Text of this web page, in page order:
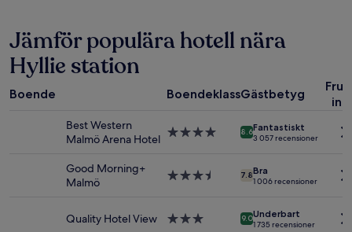
de
senaste
24 timmarna,
baserat
1 natt
tillgänglighet
Ytterligare
Jämför populära hotell nära
Hyllie station
Boende BoendeklassGästbetyg
Best Western
Malmö Arena Hotel 4.0-
8.6Fantastiskt
3 057 recensioner
Good Morning+
Malmö
3.5-
7.8Bra
1 006 recensioner
Quality Hotel View
3.0-
9.0Underbart
1 735 recensioner